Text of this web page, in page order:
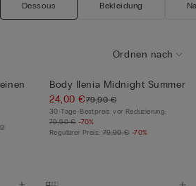
Dessous Bekleidung
Ordnen nach
Body Ilenia Midnight Summer
24,00 €79,90 €
30-Tage-Bestpreis vor Reduzierung:
79,90 € -70%
Regulärer Preis: 79,90 € -70%